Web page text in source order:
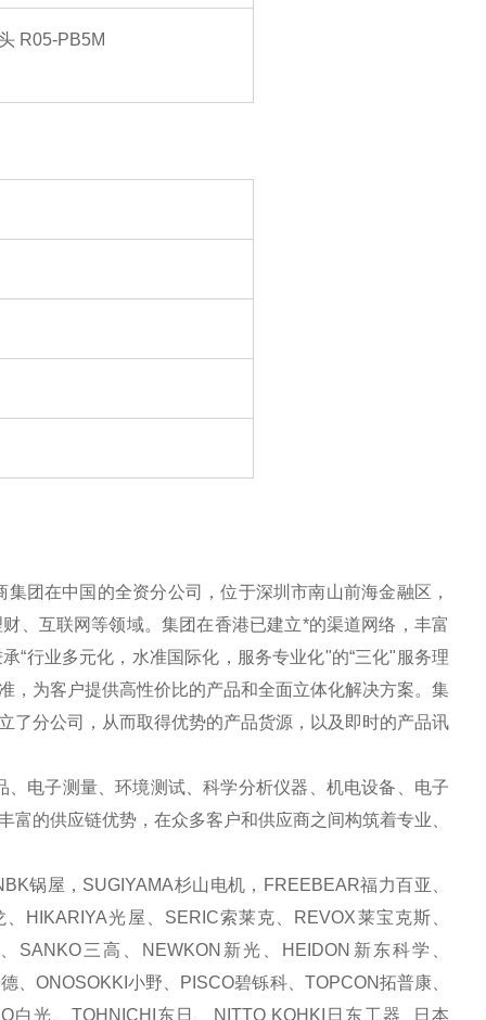
R05-PB5M
团在中国的全资分公司，位于深圳市南山前海金融区，
、互联网等领域。集团在香港已建立*的渠道网络，丰富
“行业多元化，水准国际化，服务专业化"的“三化"服务理
，为客户提供高性价比的产品和全面立体化解决方案。集
了分公司，从而取得优势的产品货源，以及即时的产品讯
电子测量、环境测试、科学分析仪器、机电设备、电子
的供应链优势，在众多客户和供应商之间构筑着专业、
屋，SUGIYAMA杉山电机，FREEBEAR福力百亚、
HIKARIYA光屋、SERIC索莱克、REVOX莱宝克斯、
三高、NEWKON新光、HEIDON新东科学、
ONOSOKKI小野、PISCO碧铄科、TOPCON拓普康、
白光、TOHNICHI东日、NITTO KOHKI日东工器 日本